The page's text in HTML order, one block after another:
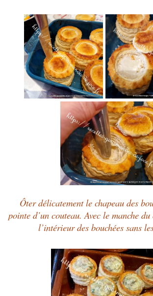
Ôter délicatement le chapeau des
pointe d’un couteau. Avec le manche
l’intérieur des bouchées sans